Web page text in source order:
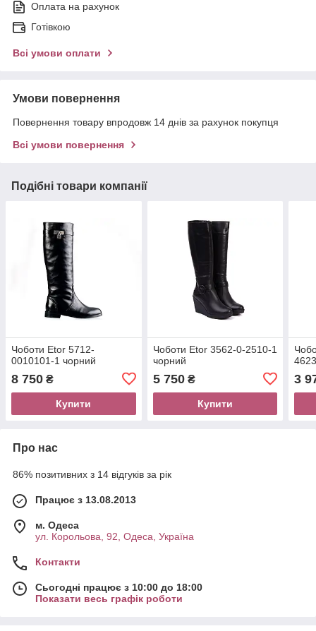
Оплата на рахунок
Готівкою
Всі умови оплати
Умови повернення
Повернення товару впродовж 14 днів за рахунок покупця
Всі умови повернення
Подібні товари компанії
Чоботи Etor 5712-
0010101-1 чорний
8 750 ₴
Купити
Чоботи Etor 3562-0-2510-1
чорний
5 750₴
Купити
3
Про нас
86% позитивних з 14 відгуків за рік
Працює з 13.08.2013
м. Одеса
ул. Корольова, 92, Одеса, Україна
Контакти
Сьогодні працює з 10:00 до 18:00
Показати весь графік роботи